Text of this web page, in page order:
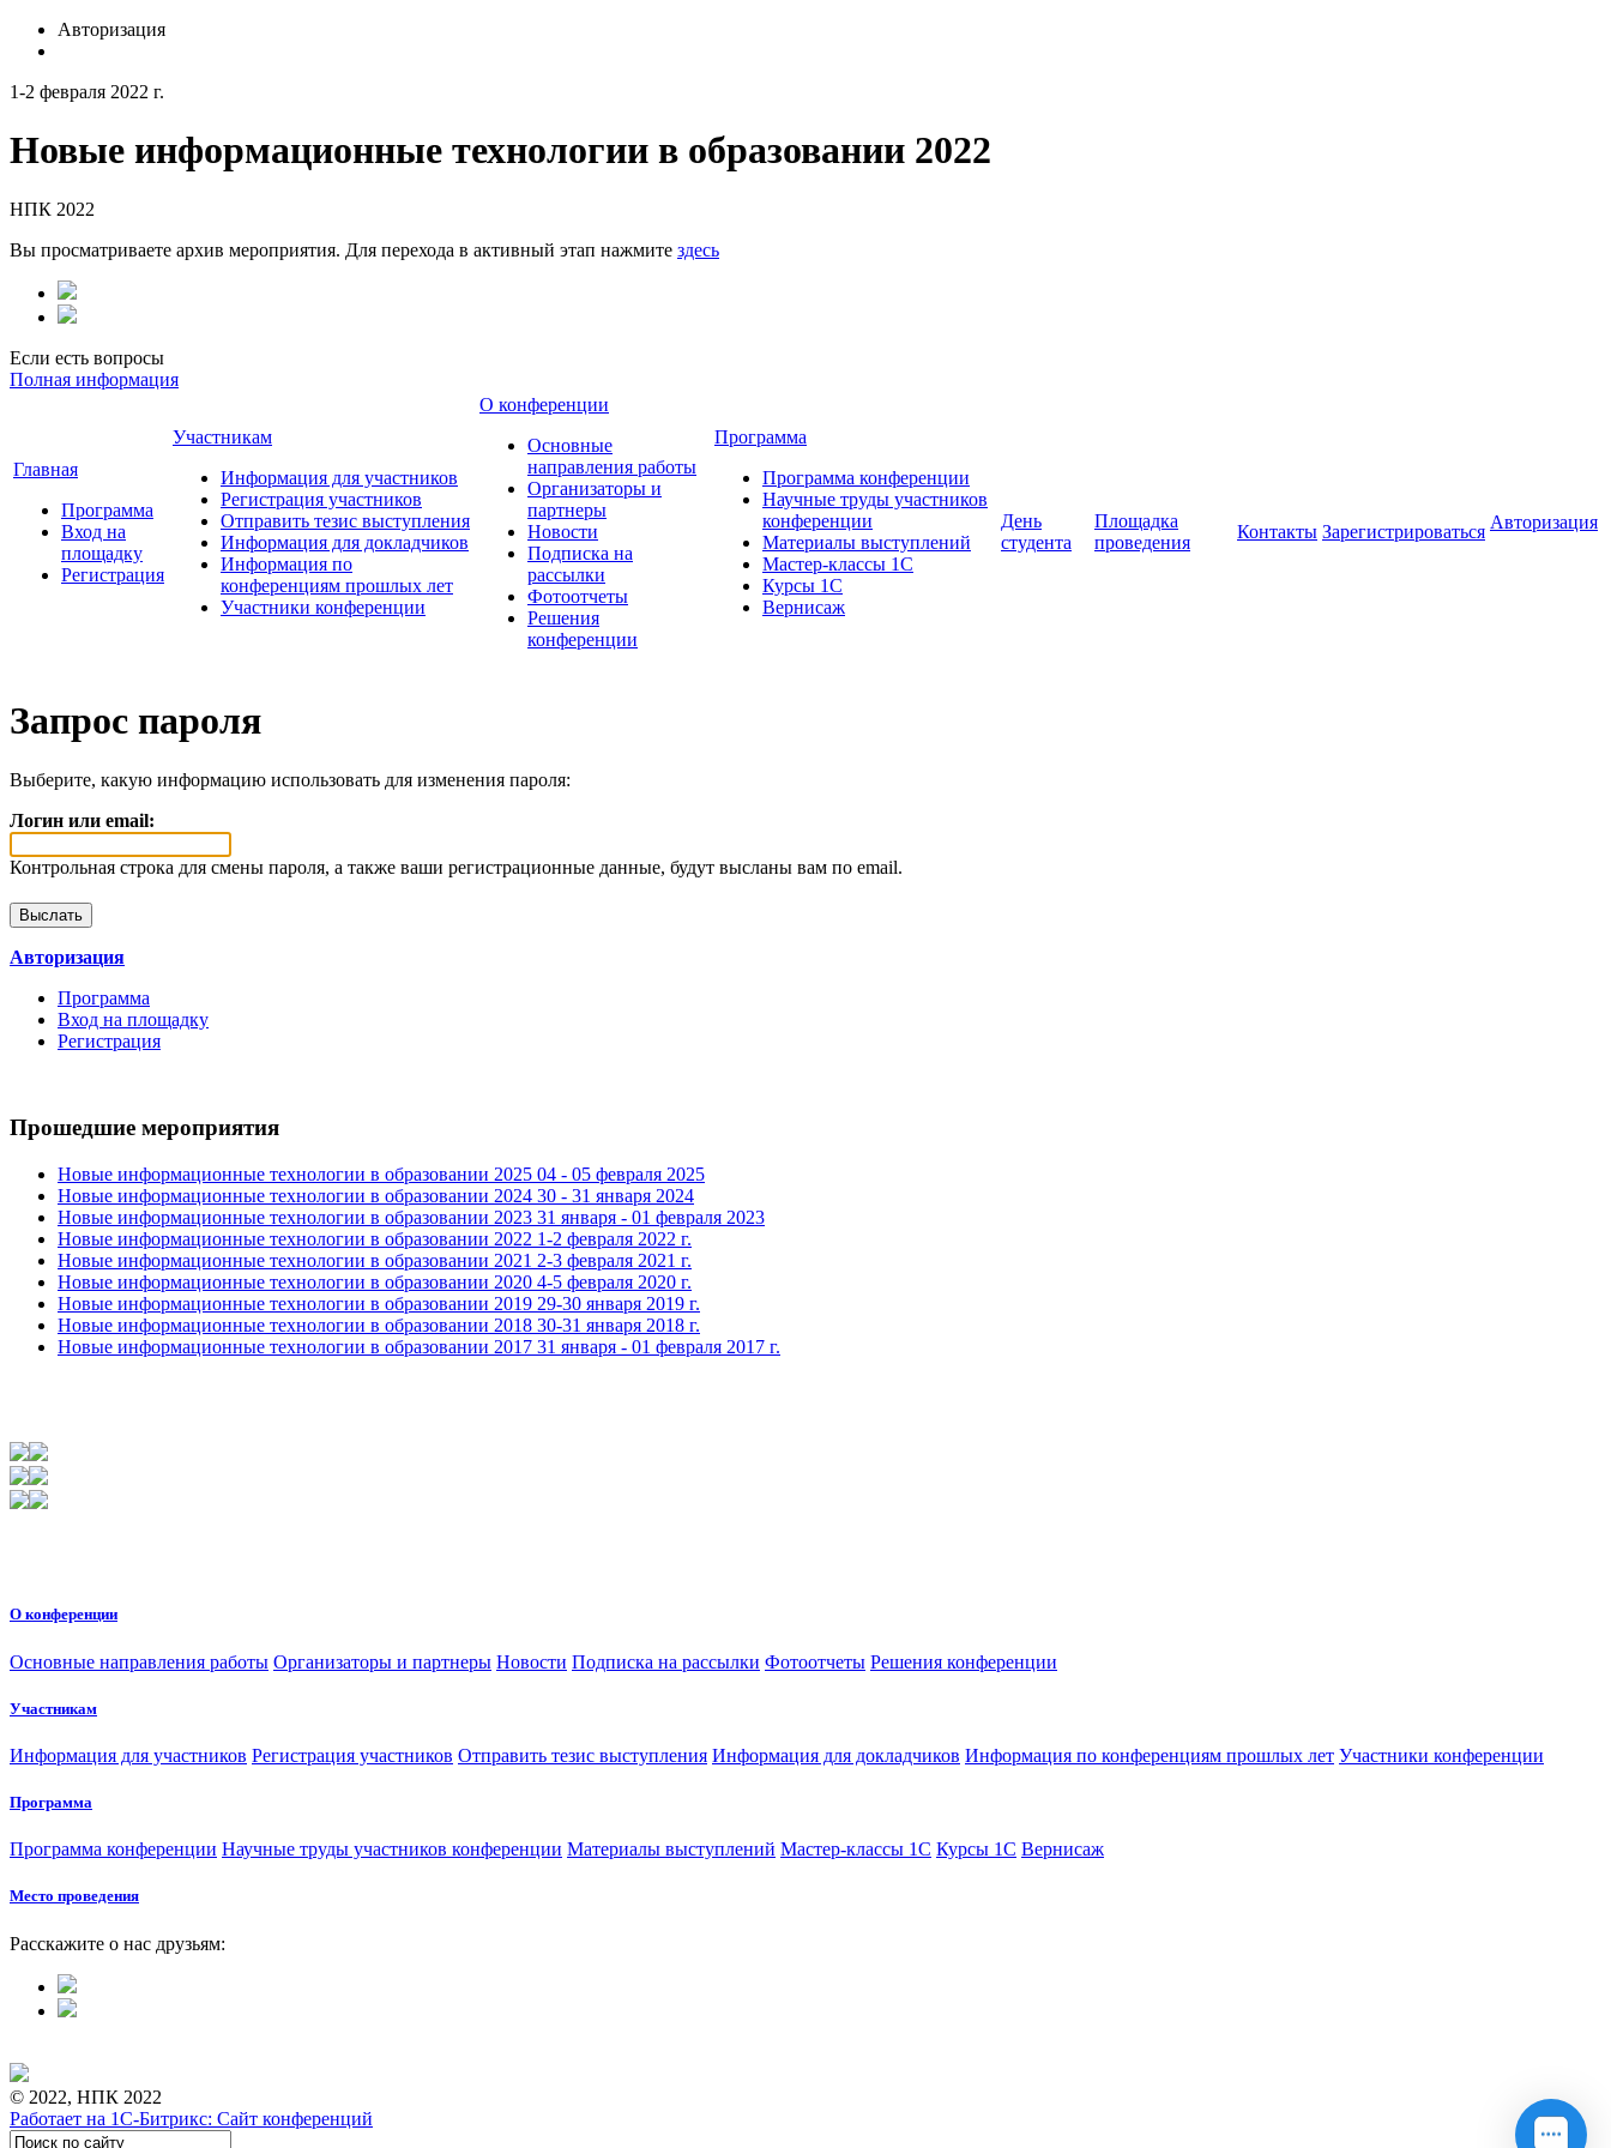
Авторизация
1-2 февраля 2022 г.
Новые информационные технологии в образовании 2022
НПК 2022
Вы просматриваете архив мероприятия. Для перехода в активный этап нажмите здесь
Если есть вопросы
Полная информация
Главная
Программа
Вход на
площадку
Регистрация
Участникам
Информация для участников
Регистрация участников
Отправить тезис выступления
Информация для докладчиков
Информация по
конференциям прошлых лет
Участники конференции
О конференции
Основные
направления работы
Организаторы и
партнеры
Новости
Подписка на
рассылки
Фотоотчеты
Решения
конференции
Программа
Программа конференции
Научные труды участников
конференции
Материалы выступлений
Мастер-классы 1С
Курсы 1С
Вернисаж
День
студента
Площадка
проведения
Контакты Зарегистрироваться Авторизация
Запрос пароля
Выберите, какую информацию использовать для изменения пароля:
Логин или email:
Контрольная строка для смены пароля, а также ваши регистрационные данные, будут высланы вам по email.
Авторизация
Программа
Вход на площадку
Регистрация
Прошедшие мероприятия
Новые информационные технологии в образовании 2025 04 - 05 февраля 2025
Новые информационные технологии в образовании 2024 30 - 31 января 2024
Новые информационные технологии в образовании 2023 31 января - 01 февраля 2023
Новые информационные технологии в образовании 2022 1-2 февраля 2022 г.
Новые информационные технологии в образовании 2021 2-3 февраля 2021 г.
Новые информационные технологии в образовании 2020 4-5 февраля 2020 г.
Новые информационные технологии в образовании 2019 29-30 января 2019 г.
Новые информационные технологии в образовании 2018 30-31 января 2018 г.
Новые информационные технологии в образовании 2017 31 января - 01 февраля 2017 г.
О конференции
Основные направления работы Организаторы и партнеры Новости Подписка на рассылки Фотоотчеты Решения конференции
Участникам
Информация для участников Регистрация участников Отправить тезис выступления Информация для докладчиков Информация по конференциям прошлых лет Участники конференции
Программа
Программа конференции Научные труды участников конференции Материалы выступлений Мастер-классы 1С Курсы 1С Вернисаж
Место проведения
Расскажите о нас друзьям:
© 2022, НПК 2022
Работает на 1С-Битрикс: Сайт конференций